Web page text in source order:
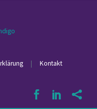
| Kontakt